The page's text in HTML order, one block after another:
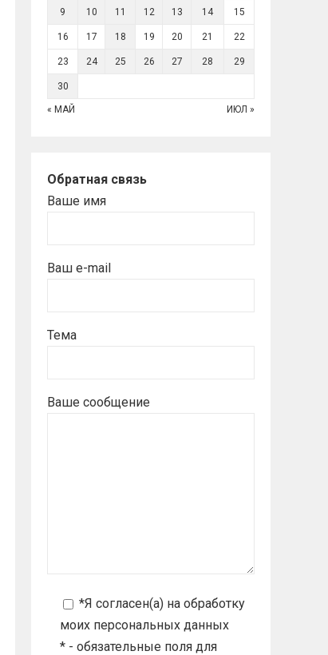
9 10 11 12 13 14 15
16 17 18 19 20 21 22
23 24 25 26 27 28 29
30
« МАЙ ИЮЛ »
Обратная связь
Ваше имя
Ваш e-mail
Тема
Ваше сообщение
*Я согласен(а) на обработку
моих персональных данных
* - обязательные поля для